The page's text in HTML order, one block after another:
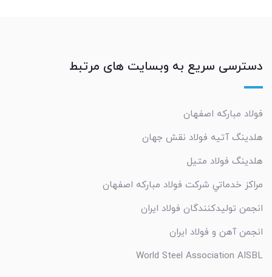
دسترسی سریع به وبسایت های مرتبط
فولاد مبارکه اصفهان
هلدینگ آتیه فولاد نقش جهان
هلدینگ فولاد متیل
مراکز خدماتي شرکت فولاد مبارکه اصفهان
انجمن تولیدکنندگان فولاد ایران
انجمن آهن و فولاد ایران
World Steel Association AISBL